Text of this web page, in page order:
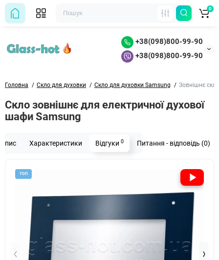
+38(098)800-99-90
+38(098)800-99-90
0
Головна Скло для духовки Скло для духовки Samsung Зовнішнє
Скло зовнішнє для електричної духової
шафи Samsung
Опис Характеристики Відгуки 0 Питання - відповідь (0)
ТОП